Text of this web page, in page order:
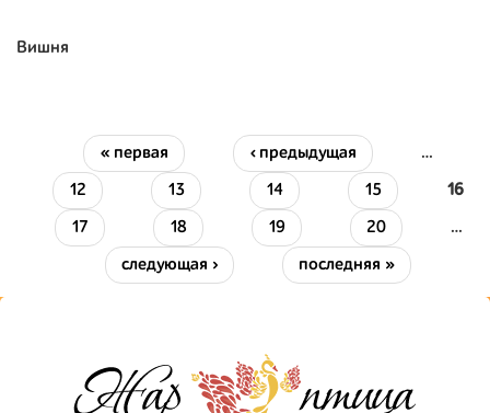
Вишня
Страницы
« первая ‹ предыдущая …
12 13 14 15 16
17 18 19 20 …
следующая › последняя »